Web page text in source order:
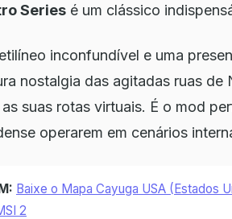
Series é um clássico
inconfundível e uma
nostalgia das agitadas ruas de
suas rotas virtuais. É o mod
operarem em cenários
Baixe o Mapa Cayuga USA (Estados
2